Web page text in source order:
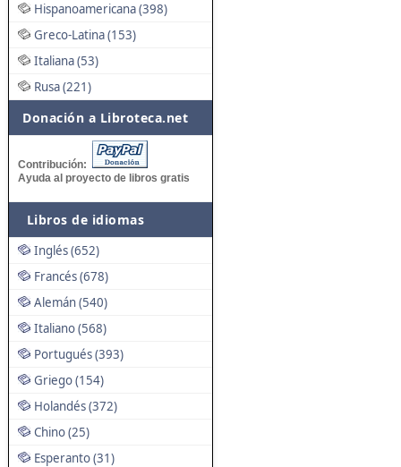
Hispanoamericana (398)
Greco-Latina (153)
Italiana (53)
Rusa (221)
Donación a Libroteca.net
Contribución:
Ayuda al proyecto de libros gratis
Libros de idiomas
Inglés (652)
Francés (678)
Alemán (540)
Italiano (568)
Portugués (393)
Griego (154)
Holandés (372)
Chino (25)
Esperanto (31)